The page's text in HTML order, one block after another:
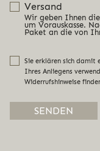
Versand
Wir geben Ihnen
um Vorauskasse.
Paket an die von
Sie erklären sich damit
Ihres Anliegens
Widerrufshinweise